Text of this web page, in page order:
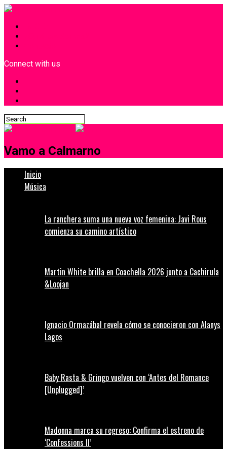
Connect with us
Vamo a Calmarno
Inicio
Música
La ranchera suma una nueva voz femenina: Javi Rous
comienza su camino artístico
Martin White brilla en Coachella 2026 junto a Cachirula
&Loojan
Ignacio Ormazábal revela cómo se conocieron con Alanys
Lagos
Baby Rasta & Gringo vuelven con ‘Antes del Romance
[Unplugged]’
Madonna marca su regreso: Confirma el estreno de
‘Confessions II’